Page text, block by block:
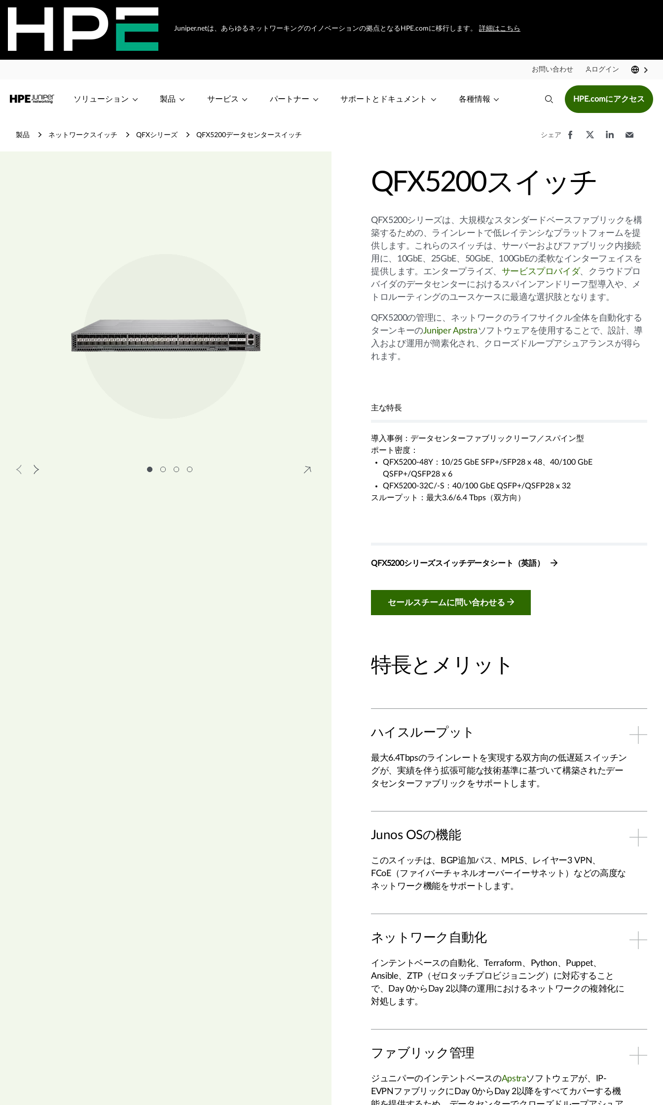
Juniper.netは、あらゆるネットワーキングのイノベーションの拠点となるHPE.comに移行します。 詳細はこちら
お問い合わせ ログイン
ソリューション 製品 サービス パートナー サポートとドキュメント 各種情報 HPE.comにアクセス
製品 ネットワークスイッチ QFXシリーズ QFX5200データセンタースイッチ シェア
QFX5200スイッチ
QFX5200シリーズは、大規模なスタンダードベースファブリックを構
築するための、ラインレートで低レイテンシなプラットフォームを提
供します。これらのスイッチは、サーバーおよびファブリック内接続
用に、10GbE、25GbE、50GbE、100GbEの柔軟なインターフェイスを
提供します。エンタープライズ、 サービスプロバイダ、クラウドプロ
バイダのデータセンターにおけるスパインアンドリーフ型導入や、メ
トロルーティングのユースケースに最適な選択肢となります。
QFX5200の管理に、ネットワークのライフサイクル全体を自動化する
ターンキーのJuniper Apstraソフトウェアを使用することで、設計、導
入および運用が簡素化され、クローズドループアシュアランスが得ら
れます。
主な特長
導入事例：データセンターファブリックリーフ／スパイン型
ポート密度：
QFX5200-48Y：10/25 GbE SFP+/SFP28 x 48、40/100 GbE
QSFP+/QSFP28 x 6
QFX5200-32C/-S：40/100 GbE QSFP+/QSFP28 x 32
スループット：最大3.6/6.4 Tbps（双方向）
QFX5200シリーズスイッチデータシート（英語）
セールスチームに問い合わせる
特長とメリット
ハイスループット
最大6.4Tbpsのラインレートを実現する双方向の低遅延スイッチン
グが、実績を伴う拡張可能な技術基準に基づいて構築されたデー
タセンターファブリックをサポートします。
Junos OSの機能
このスイッチは、BGP追加パス、MPLS、レイヤー3 VPN、
FCoE（ファイバーチャネルオーバーイーサネット）などの高度な
ネットワーク機能をサポートします。
ネットワーク自動化
インテントベースの自動化、Terraform、Python、Puppet、
Ansible、ZTP（ゼロタッチプロビジョニング）に対応すること
で、Day 0からDay 2以降の運用におけるネットワークの複雑化に
対処します。
ファブリック管理
ジュニパーのインテントベースのApstraソフトウェアが、IP-
EVPNファブリックにDay 0からDay 2以降をすべてカバーする機